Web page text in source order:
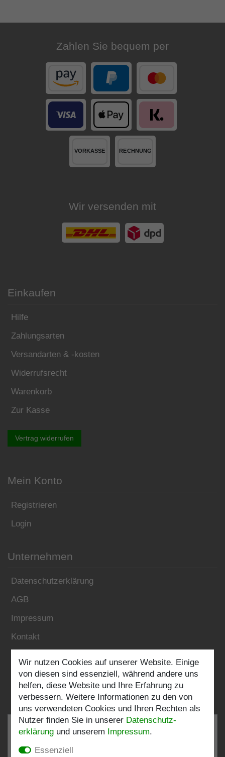
Zahlen Sie bequem per
Wir versenden mit
Einkaufen
Hilfe
Zahlungsarten
Versandarten & -kosten
Widerrufsrecht
Warenkorb
Zur Kasse
Vertrag widerrufen
Mein Konto
Registrieren
Login
Unternehmen
Datenschutzerklärung
AGB
Impressum
Kontakt
Folgen Sie uns:
Wir nutzen Cookies auf unserer Website. Einige
von diesen sind essenziell, während andere uns
helfen, diese Website und Ihre Erfahrung zu
verbessern. Weitere Informationen zu den von
uns verwendeten Cookies und Ihren Rechten als
Nutzer finden Sie in unserer Daten­schutz­
erklärung und unserem Impressum.
Essenziell